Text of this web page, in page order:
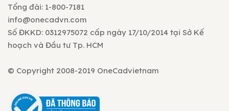
Tổng đài: 1-800-7181
info@onecadvn.com
Số ĐKKD: 0312975072 cấp ngày 17/10/2014 tại Sở Kế
hoạch và Đầu tư Tp. HCM
© Copyright 2008-2019 OneCadvietnam